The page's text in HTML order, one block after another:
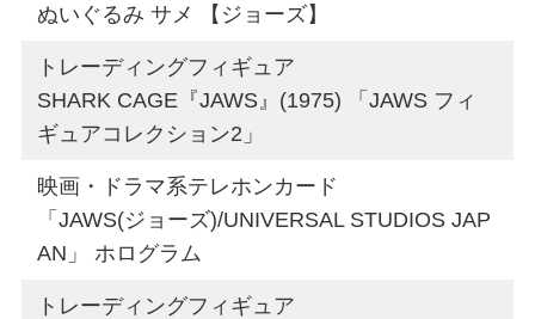
ぬいぐるみ サメ 【ジョーズ】
トレーディングフィギュア
SHARK CAGE『JAWS』(1975) 「JAWS フィ
ギュアコレクション2」
映画・ドラマ系テレホンカード
「JAWS(ジョーズ)/UNIVERSAL STUDIOS JAP
AN」 ホログラム
トレーディングフィギュア